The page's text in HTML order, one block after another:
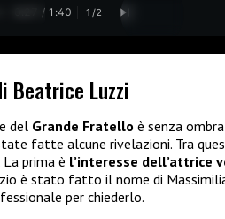
0:28 / 1:40 1 /2
Beatrice Luzzi
del Grande Fratello è senza
fatte alcune rivelazioni. Tra
prima è l’interesse dell’attrice
è stato fatto il nome di
per chiederlo.